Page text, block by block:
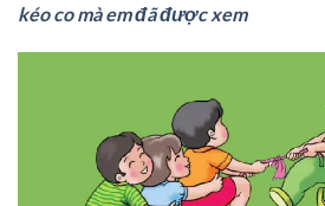
kéo co mà em đã được xem